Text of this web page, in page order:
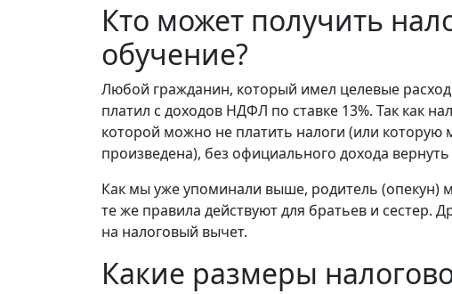
Кто может получить
обучение?
Любой гражданин, который имел целевые
платил с доходов НДФЛ по ставке 13%. Так как
которой можно не платить налоги (или которую
произведена), без официального дохода
Как мы уже упоминали выше, родитель (опекун)
те же правила действуют для братьев и сестер.
на налоговый вычет.
Какие размеры